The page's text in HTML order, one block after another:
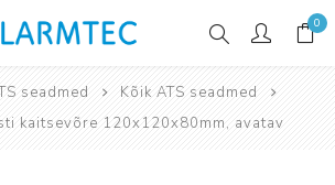
0
seadmed
Kõik ATS seadmed
kaitsevõre 120x120x80mm, avatav